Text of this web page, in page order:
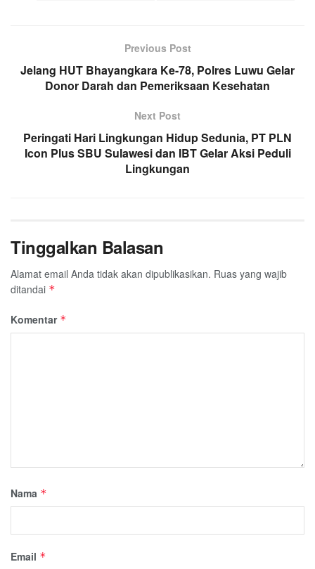
Previous Post
Jelang HUT Bhayangkara Ke-78, Polres Luwu Gelar
Donor Darah dan Pemeriksaan Kesehatan
Next Post
Peringati Hari Lingkungan Hidup Sedunia, PT PLN
Icon Plus SBU Sulawesi dan IBT Gelar Aksi Peduli
Lingkungan
Tinggalkan Balasan
Alamat email Anda tidak akan dipublikasikan. Ruas yang wajib
ditandai *
Komentar *
Nama *
Email *